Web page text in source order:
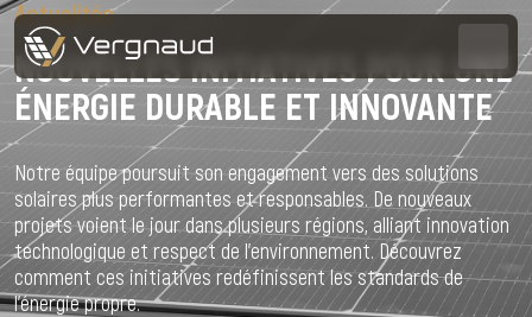
Actualités
NOUVELLES INITIATIVES POUR UNE
ÉNERGIE DURABLE ET INNOVANTE
Notre équipe poursuit son engagement vers des solutions
solaires plus performantes et responsables. De nouveaux
projets voient le jour dans plusieurs régions, alliant innovation
technologique et respect de l’environnement. Découvrez
comment ces initiatives redéfinissent les standards de
l’énergie propre.